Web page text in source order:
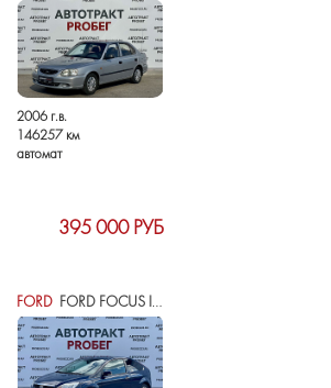
2006 г.в.
146257 км
автомат
395 000 РУБ
FORD FORD FOCUS II РЕСТАЙЛИНГ